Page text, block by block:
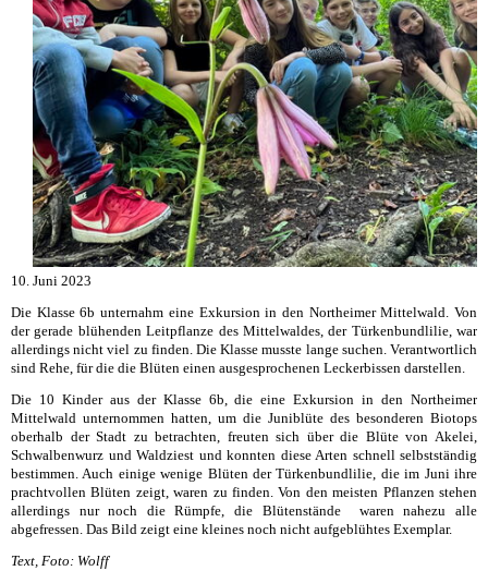
10. Juni 2023
Die Klasse 6b unternahm eine Exkursion in den Northeimer Mittelwald. Von
der gerade blühenden Leitpflanze des Mittelwaldes, der Türkenbundlilie, war
allerdings nicht viel zu finden. Die Klasse musste lange suchen. Verantwortlich
sind Rehe, für die die Blüten einen ausgesprochenen Leckerbissen darstellen.
Die 10 Kinder aus der Klasse 6b, die eine Exkursion in den Northeimer
Mittelwald unternommen hatten, um die Juniblüte des besonderen Biotops
oberhalb der Stadt zu betrachten, freuten sich über die Blüte von Akelei,
Schwalbenwurz und Waldziest und konnten diese Arten schnell selbstständig
bestimmen. Auch einige wenige Blüten der Türkenbundlilie, die im Juni ihre
prachtvollen Blüten zeigt, waren zu finden. Von den meisten Pflanzen stehen
allerdings nur noch die Rümpfe, die Blütenstände waren nahezu alle
abgefressen. Das Bild zeigt eine kleines noch nicht aufgeblühtes Exemplar.
Text, Foto: Wolff